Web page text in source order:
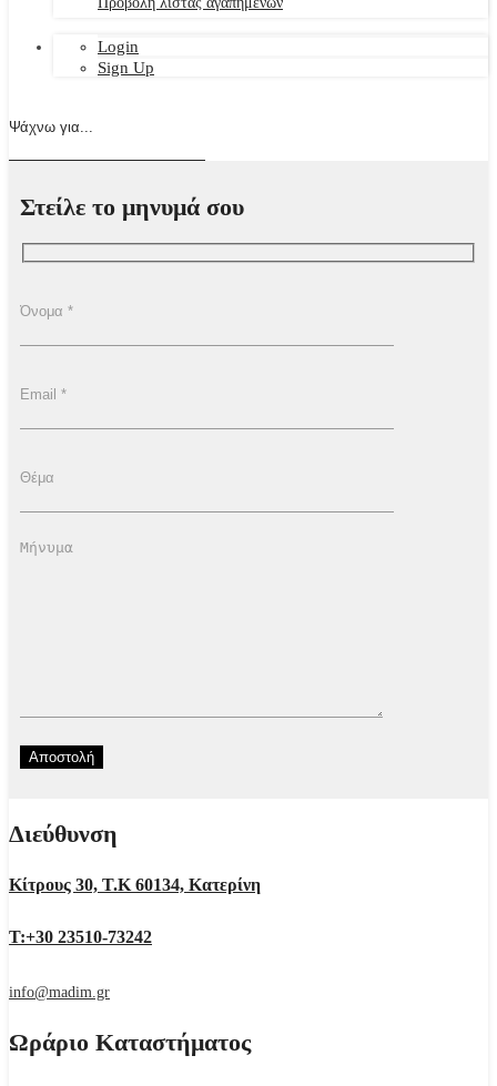
Login
Sign Up
Στείλε το μηνυμά σου
Διεύθυνση
Κίτρους 30, Τ.Κ 60134, Κατερίνη
Τ:+30 23510-73242
info@madim.gr
Ωράριο Καταστήματος